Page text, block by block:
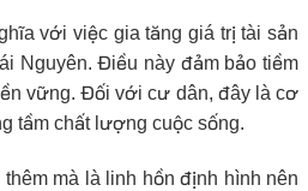
với việc gia tăng giá trị tài sản
Nguyên. Điều này đảm bảo tiềm
vững. Đối với cư dân, đây là cơ
tầm chất lượng cuộc sống.
mà là linh hồn định hình nên